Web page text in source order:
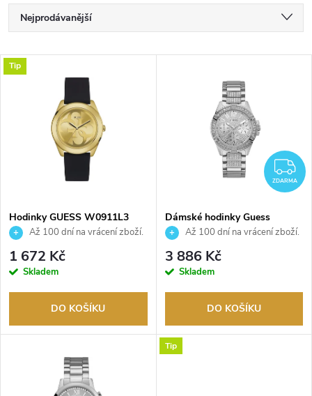
Ř
a
p
r
o
d
Nejprodávanější
Nejdražší
Abecedně
V
s
p
r
Tip
Hodinky GUESS W0911L3
Až 100 dní na vrácení zboží.
Autorizovaný prodejce.
1 672 Kč
Skladem
DO KOŠÍKU
ZDARMA
Dámské hodinky Guess
W1156L1
Až 100 dní na vrácení zboží.
Autorizovaný prodejce.
3 886 Kč
Skladem
DO KOŠÍKU
Tip